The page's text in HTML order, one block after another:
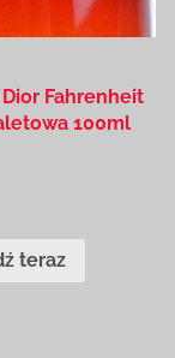
Fahrenheit
100ml
teraz